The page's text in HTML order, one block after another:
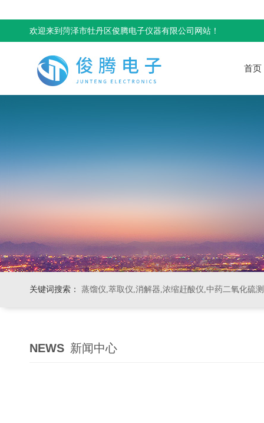
欢迎来到菏泽市牡丹区俊腾电子仪器有限公司网站！
首页
关键词搜索： 蒸馏仪,萃取仪,消解器,浓缩赶酸仪,中药二氧化硫
NEWS 新闻中心